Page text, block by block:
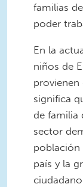
familias
poder
En la
niños de
significa
de familia
sector
población
país y la